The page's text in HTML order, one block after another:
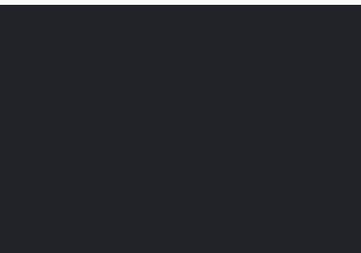
Wolverine design